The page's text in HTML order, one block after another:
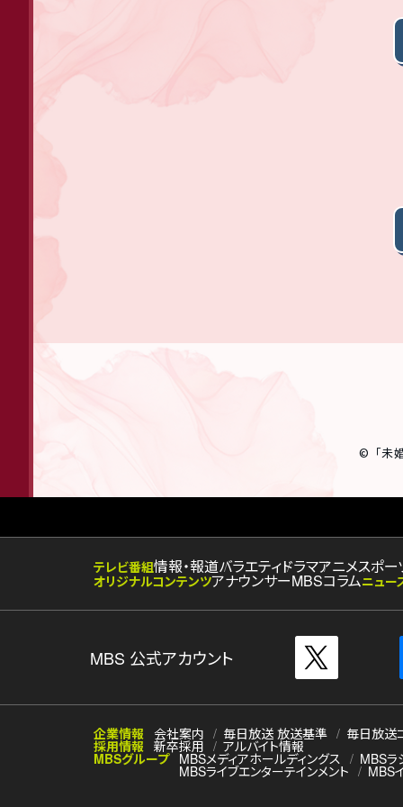
©「未
テレビ番組情報・報道バラエティドラマアニメスポー
オリジナルコンテンツアナウンサーMBSコラムニュー
MBS 公式アカウント
企業情報 会社案内 毎日放送 放送基準 毎日放送
採用情報 新卒採用 アルバイト情報
MBSグループ MBSメディアホールディングス MBSラ
MBSライブエンターテインメント MBS